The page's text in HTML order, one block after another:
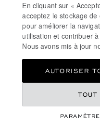
S’INSCRIRE À LA
POLITIQUE DES COOKIES
En cliquant sur «
acceptez le stockage
pour améliorer la
utilisation et contribuer
Nous avons mis à jour
AUTORISER